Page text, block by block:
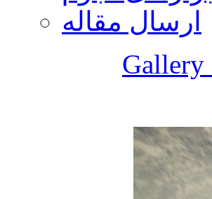
ارسال مقاله
Gallery